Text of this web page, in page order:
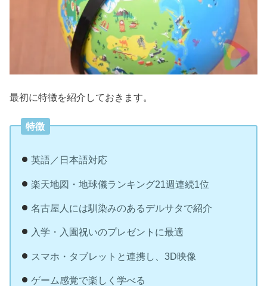
最初に特徴を紹介しておきます。
特徴
英語／日本語対応
楽天地図・地球儀ランキング21週連続1位
名古屋人には馴染みのあるデルサタで紹介
入学・入園祝いのプレゼントに最適
スマホ・タブレットと連携し、3D映像
ゲーム感覚で楽しく学べる